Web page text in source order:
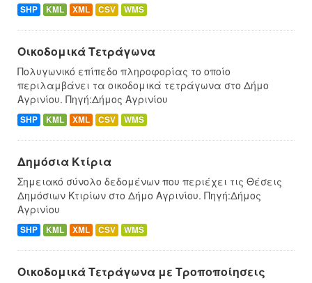
SHP KML XML CSV WMS
Οικοδομικά Τετράγωνα
Πολυγωνικό επίπεδο πληροφορίας το οποίο
περιλαμβάνει τα οικοδομικά τετράγωνα στο Δήμο
Αγρινίου. Πηγή:Δήμος Αγρινίου
SHP KML XML CSV WMS
Δημόσια Κτίρια
Σημειακό σύνολο δεδομένων που περιέχει τις Θέσεις
Δημόσιων Κτιρίων στο Δήμο Αγρινίου. Πηγή:Δήμος
Αγρινίου
SHP KML XML CSV WMS
Οικοδομικά Τετράγωνα με Τροποποίησεις